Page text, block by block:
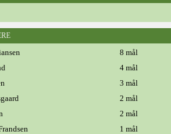
8 mål
4 mål
3 mål
2 mål
2 mål
1 mål